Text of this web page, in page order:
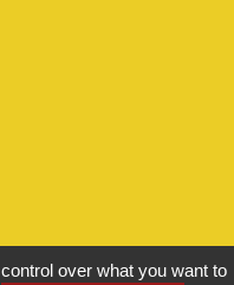
végétalover what you want to